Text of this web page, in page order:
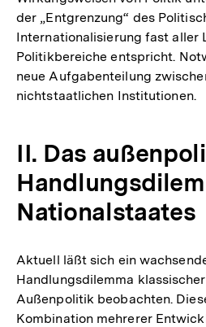
der „Entgrenzung“ des
Internationalisierung fast aller
Politikbereiche entspricht.
neue Aufgabenteilung
nichtstaatlichen Institutionen.
II. Das
Nationalstaates
Aktuell läßt sich ein
Handlungsdilemma
Außenpolitik beobachten.
Kombination mehrerer